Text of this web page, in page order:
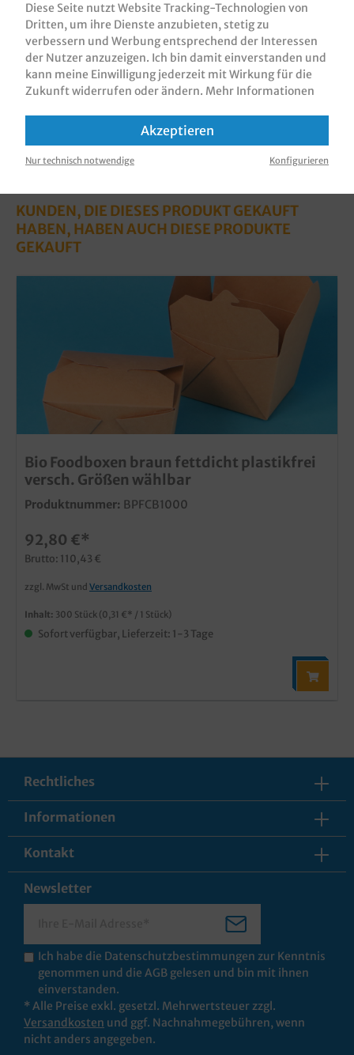
Bewertungen
Informationen zur Produktsicherheit
KUNDEN, DIE DIESES PRODUKT GEKAUFT
HABEN, HABEN AUCH DIESE PRODUKTE
GEKAUFT
Bio Foodboxen braun fettdicht plastikfrei
versch. Größen wählbar
Produktnummer: BPFCB1000
92,80 €*
Brutto: 110,43 €
zzgl. MwSt und Versandkosten
Inhalt: 300 Stück (0,31 €* / 1 Stück)
Sofort verfügbar, Lieferzeit: 1-3 Tage
Rechtliches
Informationen
Kontakt
Newsletter
Ich habe die Datenschutzbestimmungen zur Kenntnis
genommen und die AGB gelesen und bin mit ihnen
einverstanden.
* Alle Preise exkl. gesetzl. Mehrwertsteuer zzgl.
Versandkosten und ggf. Nachnahmegebühren, wenn
nicht anders angegeben.
Diese Seite nutzt Website Tracking-Technologien von
Dritten, um ihre Dienste anzubieten, stetig zu
verbessern und Werbung entsprechend der Interessen
der Nutzer anzuzeigen. Ich bin damit einverstanden und
kann meine Einwilligung jederzeit mit Wirkung für die
Zukunft widerrufen oder ändern. Mehr Informationen
Akzeptieren
Nur technisch notwendige Konfigurieren